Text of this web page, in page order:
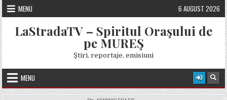
Skip
to
content
MENU 6 AUGUST 2026
LaStradaTV – Spiritul Oraşului de
pe MUREŞ
Ştiri, reportaje, emisiuni
MENU